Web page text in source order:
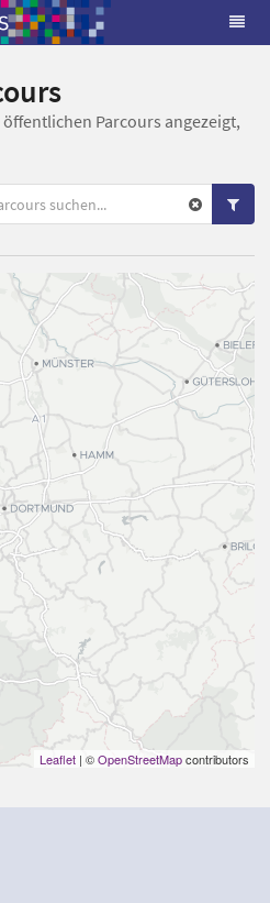
Parcours angezeigt,
Leaflet | ©OpenStreetMapcontributors